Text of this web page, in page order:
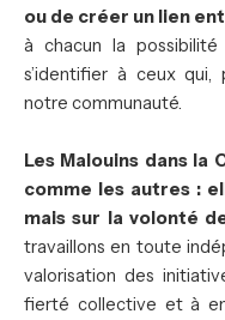
ou de créer un lien
à chacun la
s’identifier à ceux qui,
notre communauté.
Les Malouins dans la
comme les autres :
mais sur la volonté
travaillons en toute
valorisation des
fierté collective et à